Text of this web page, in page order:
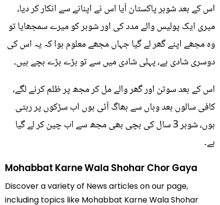
اس کے بعد شوہر پاکستان آیا اس نے اپنانے سے انکار کر دیا،
میری ایک پولیس والے مدد کی اور شوہر کو میرے سمجھایا تو
وہ مجھے اپنے گھر لے گیا جہاں مجھے معلوم ہوا کہ یہ اس کی
دوسری شادی ہے، پہلی شادی میں سے تو بڑے بڑے بچے ہیں۔
اس کے بعد سوتن اور گھر والے مل کر مجھ پر ظلم کرنے لگے،
کافی سالوں بعد وہاں سے بھاگ آئی ہوں اب سڑکوں پر رہتی
ہوں، شوہر 3 سال کی بچی بھی مجھ سے اب چین کر لے گیا
ہے۔
Mohabbat Karne Wala Shohar Chor Gaya
Discover a variety of News articles on our page,
including topics like Mohabbat Karne Wala Shohar